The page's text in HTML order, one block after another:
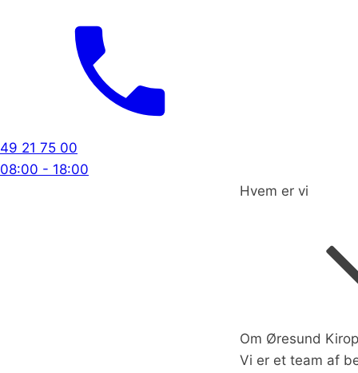
49 21 75 00
08:00 - 18:00
Hvem er vi
Om Øresund
Vi er et team af